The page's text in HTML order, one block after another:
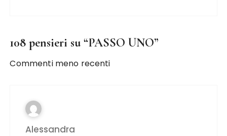
108 pensieri su “PASSO UNO”
Commenti meno recenti
Alessandra